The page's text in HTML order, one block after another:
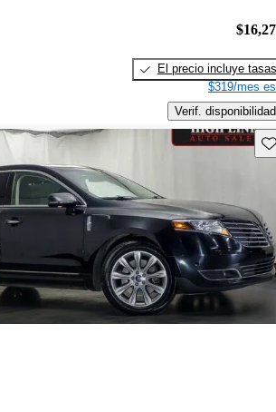
El precio incluye tasas
$319/mes
Verif. disponibilidad